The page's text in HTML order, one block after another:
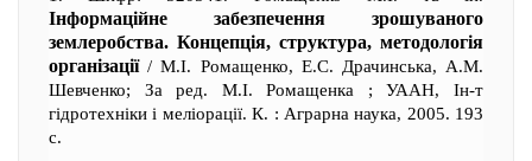
Інформаційне забезпечення зрошуваного
землеробства. Концепція, структура, методологія
організації/ М.І. Ромащенко, Е.С. Драчинська, А.М.
Шевченко; За ред. М.І. Ромащенка ; УААН, Ін-т
гідротехніки і меліорації. К. : Аграрна наука, 2005. 193
с.